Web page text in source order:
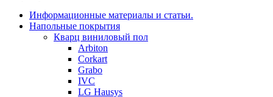
Информационные материалы и статьи.
Напольные покрытия
Кварц виниловый пол
Arbiton
Corkart
Grabo
IVC
LG Hausys